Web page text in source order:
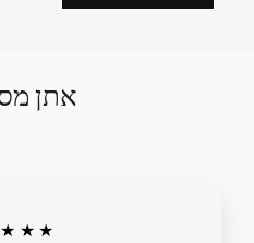
אתן